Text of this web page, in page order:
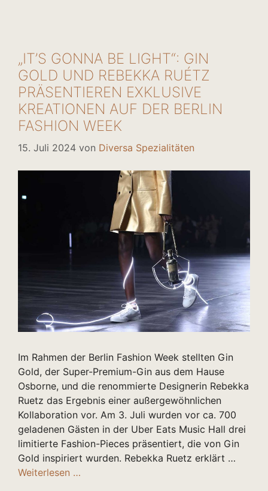
„IT’S GONNA BE LIGHT“: GIN
GOLD UND REBEKKA RUÉTZ
PRÄSENTIEREN EXKLUSIVE
KREATIONEN AUF DER BERLIN
FASHION WEEK
15. Juli 2024 von Diversa Spezialitäten
Im Rahmen der Berlin Fashion Week stellten Gin
Gold, der Super-Premium-Gin aus dem Hause
Osborne, und die renommierte Designerin Rebekka
Ruetz das Ergebnis einer außergewöhnlichen
Kollaboration vor. Am 3. Juli wurden vor ca. 700
geladenen Gästen in der Uber Eats Music Hall drei
limitierte Fashion-Pieces präsentiert, die von Gin
Gold inspiriert wurden. Rebekka Ruetz erklärt …
Weiterlesen …